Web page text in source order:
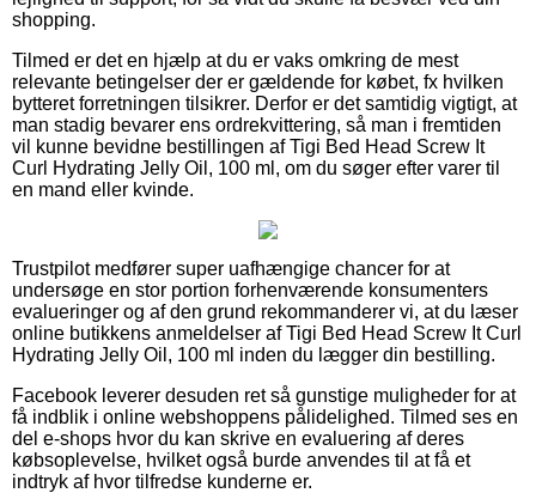
shopping.
Tilmed er det en hjælp at du er vaks omkring de mest
relevante betingelser der er gældende for købet, fx hvilken
bytteret forretningen tilsikrer. Derfor er det samtidig vigtigt, at
man stadig bevarer ens ordrekvittering, så man i fremtiden
vil kunne bevidne bestillingen af Tigi Bed Head Screw It
Curl Hydrating Jelly Oil, 100 ml, om du søger efter varer til
en mand eller kvinde.
Trustpilot medfører super uafhængige chancer for at
undersøge en stor portion forhenværende konsumenters
evalueringer og af den grund rekommanderer vi, at du læser
online butikkens anmeldelser af Tigi Bed Head Screw It Curl
Hydrating Jelly Oil, 100 ml inden du lægger din bestilling.
Facebook leverer desuden ret så gunstige muligheder for at
få indblik i online webshoppens pålidelighed. Tilmed ses en
del e-shops hvor du kan skrive en evaluering af deres
købsoplevelse, hvilket også burde anvendes til at få et
indtryk af hvor tilfredse kunderne er.